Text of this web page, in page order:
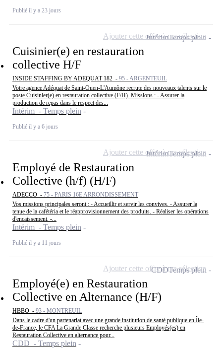
Publié il y a 23 jours
Cuisinier(e) en restauration
collective H/F
INSIDE STAFFING BY ADEQUAT 182 - 95 - ARGENTEUIL
Votre agence Adéquat de Saint-Ouen-L'Aumône recrute des nouveaux talents sur le
poste Cuisinier(e) en restauration collective (F/H). Missions : - Assurer la
production de repas dans le respect des...
Intérim - Temps plein
Publié il y a 6 jours
IntérimTemps plein
Ajouter cette offre à ma sélection
Employé de Restauration
Collective (h/f) (H/F)
ADECCO - 75 - PARIS 16E ARRONDISSEMENT
Vos missions principales seront : - Accueillir et servir les convives. - Assurer la
tenue de la cafétéria et le réapprovisionnement des produits. - Réaliser les opérations
d'encaissement. -...
Intérim - Temps plein
Publié il y a 11 jours
IntérimTemps plein
Ajouter cette offre à ma sélection
Employé(e) en Restauration
Collective en Alternance (H/F)
HBBO - 93 - MONTREUIL
Dans le cadre d'un partenariat avec une grande institution de santé publique en Île-
de-France, le CFA La Grande Classe recherche plusieurs Employés(es) en
Restauration Collective en alternance pour...
CDD - Temps plein
CDDTemps plein
Ajouter cette offre à ma sélection